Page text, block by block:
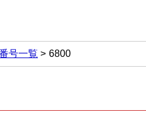
号一覧 6800